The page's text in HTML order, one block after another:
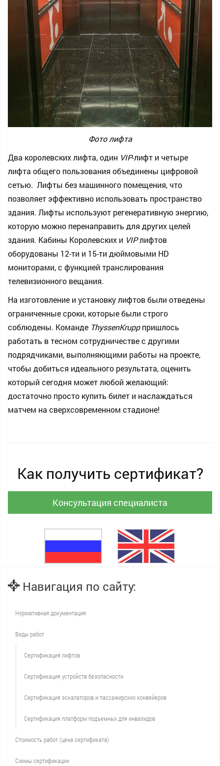
Фото лифта
Два королевских лифта, один VIP-лифт и четыре
лифта общего пользования объединены цифровой
сетью. Лифты без машинного помещения, что
позволяет эффективно использовать пространство
здания. Лифты используют регенеративную энергию,
которую можно перенаправить для других целей
здания. Кабины Королевских и VIPлифтов
оборудованы 12-ти и 15-ти дюймовыми HD
мониторами, с функцией транслирования
телевизионного вещания.
На изготовление и установку лифтов были отведены
ограниченные сроки, которые были строго
соблюдены. Команде ThyssenKruppпришлось
работать в тесном сотрудничестве с другими
подрядчиками, выполняющими работы на проекте,
чтобы добиться идеального результата, оценить
который сегодня может любой желающий:
достаточно просто купить билет и наслаждаться
матчем на сверхсовременном стадионе!
Как получить сертификат?
Консультация специалиста
Навигация по сайту:
Нормативная документация
Виды работ
Сертификация лифтов
Сертификация устройств безопасности
Сертификация эскалаторов и пассажирских конвейеров
Сертификация платформ подъемных для инвалидов
Стоимость работ (цена сертификата)
Схемы сертификации